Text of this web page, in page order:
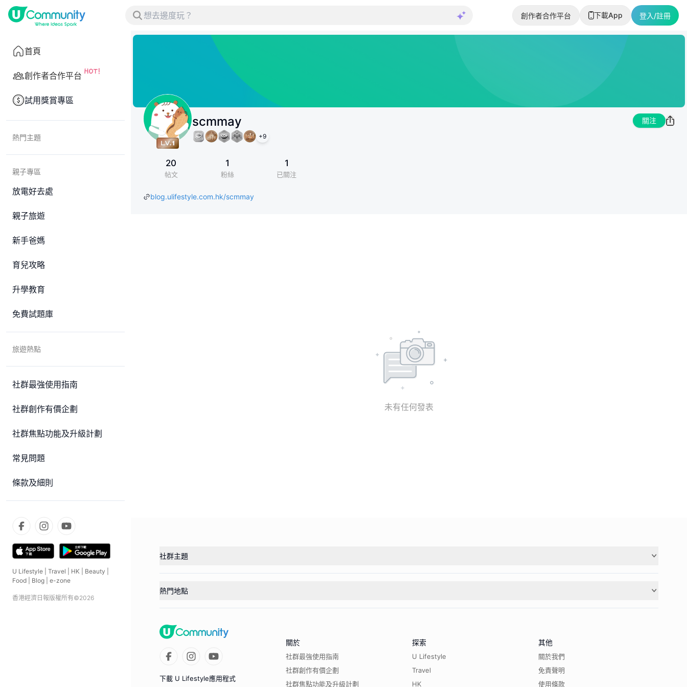
創作者合作平台 下載App 登入/註冊
首頁
創作者合作平台
試用獎賞專區
熱門主題
親子專區
放電好去處
親子旅遊
新手爸媽
育兒攻略
升學教育
免費試題庫
旅遊熱點
社群最強使用指南
社群創作有價企劃
社群焦點功能及升級計劃
常見問題
條款及細則
U Lifestyle Travel HK Beauty
Food
Blog e-zone
香港經濟日報版權所有©2026
scmmay
+9
關注
20
帖文
1
粉絲
1
已關注
blog.ulifestyle.com.hk/scmmay
未有任何發表
社群主題
熱門地點
下載 U Lifestyle應用程式
關於
社群最強使用指南
社群創作有價企劃
社群焦點功能及升級計劃
探索
U Lifestyle
Travel
HK
其他
關於我們
免責聲明
使用條款